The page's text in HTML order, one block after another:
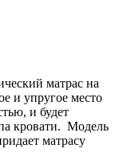
матрас на
и упругое место
и будет
кровати. Модель
матрасу